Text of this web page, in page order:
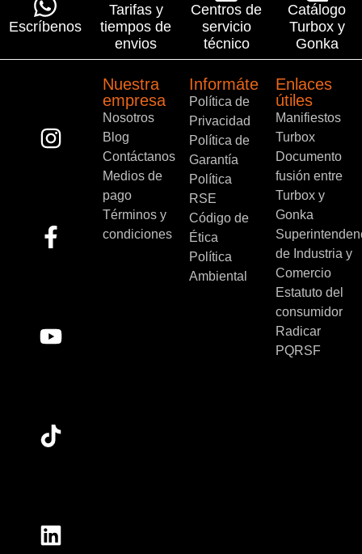
Escríbenos
Tarifas y
tiempos de
envios
Centros de
servicio
técnico
Catálogo
Turbox y
Gonka
Nuestra
empresa
Nosotros
Blog
Contáctanos
Medios de
pago
Términos y
condiciones
Informáte
Política de
Privacidad
Política de
Garantía
Política
RSE
Código de
Ética
Política
Ambiental
Enlaces
útiles
Manifiestos
Turbox
Documento
fusión entre
Turbox y
Gonka
de Industria y
Comercio
Estatuto del
consumidor
Radicar
PQRSF